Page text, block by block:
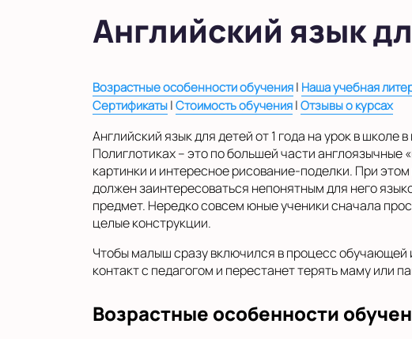
Показать на карте
Английский язык
Возрастные особенности обучения| Наша учебная
Сертификаты|Стоимость обучения|Отзывы о курсах
Английский язык для детей от 1 года на урок в
Полиглотиках – это по большей части
картинки и интересное рисование-поделки. При
должен заинтересоваться непонятным для него
предмет. Нередко совсем юные ученики сначала
целые конструкции.
Чтобы малыш сразу включился в процесс обучающей
контакт с педагогом и перестанет терять маму или
Возрастные особенности